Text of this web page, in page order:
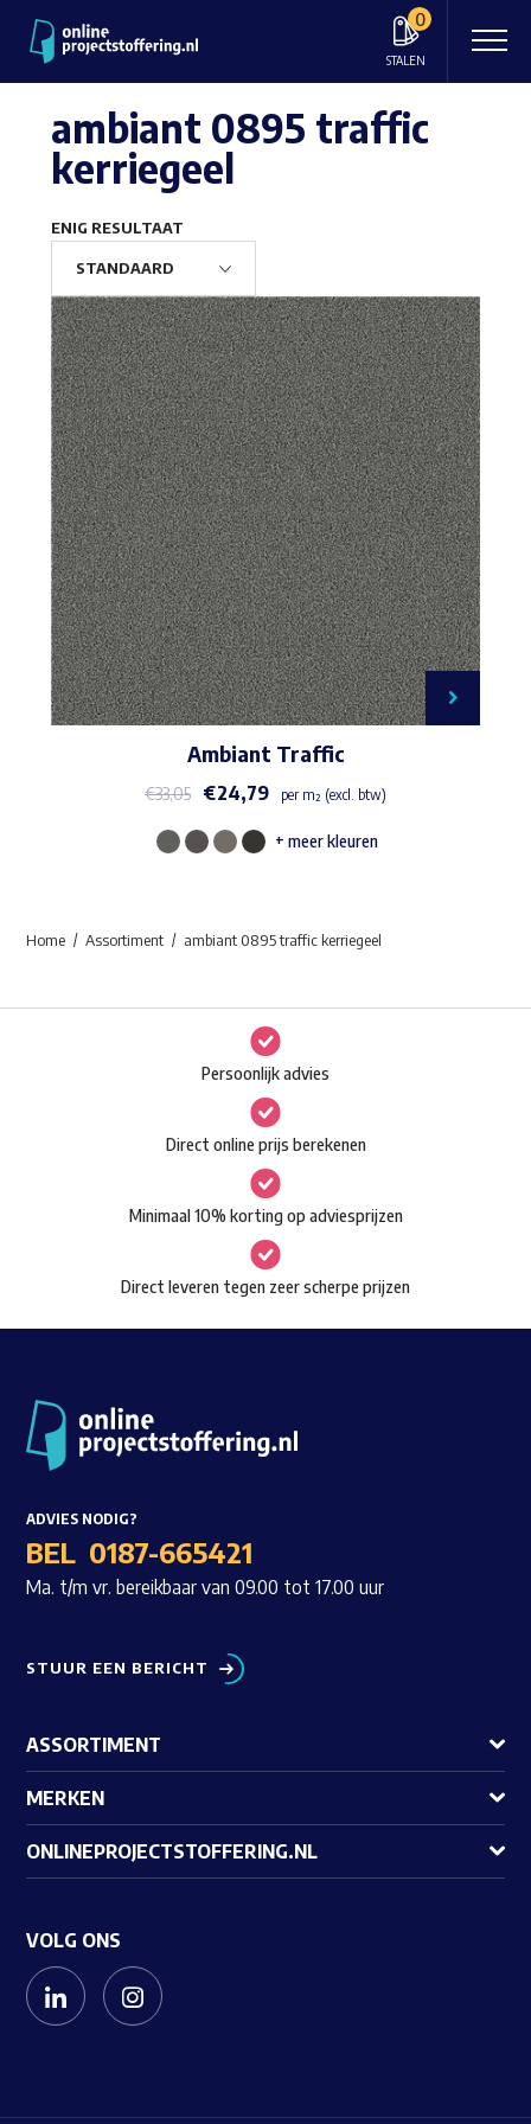
0
STALEN
Waar ben je naar op zoek?
ambiant 0895 traffic
kerriegeel
ENIG RESULTAAT
Ambiant Traffic
€33,05 €24,79 per m² (excl. btw)
Dit
Deze
optie
kan
gekozen
worden
op
de
productpagina
+ meer kleuren
Home Assortiment ambiant 0895 traffic kerriegeel
Persoonlijk advies
Direct online prijs berekenen
Minimaal 10% korting op adviesprijzen
Direct leveren tegen zeer scherpe prijzen
ADVIES NODIG?
BEL 0187-665421
Ma. t/m vr. bereikbaar van 09.00 tot 17.00 uur
STUUR EEN BERICHT
ASSORTIMENT
MERKEN
ONLINEPROJECTSTOFFERING.NL
VOLG ONS